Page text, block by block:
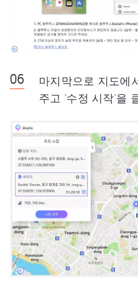
마지막으로 지도에
주고 '수정 시작'을